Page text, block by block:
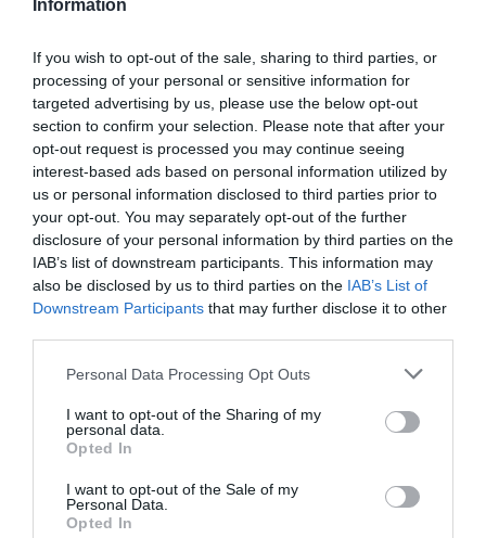
Information
If you wish to opt-out of the sale, sharing to third parties, or
processing of your personal or sensitive information for
targeted advertising by us, please use the below opt-out
section to confirm your selection. Please note that after your
opt-out request is processed you may continue seeing
interest-based ads based on personal information utilized by
us or personal information disclosed to third parties prior to
your opt-out. You may separately opt-out of the further
disclosure of your personal information by third parties on the
IAB’s list of downstream participants. This information may
also be disclosed by us to third parties on the IAB’s List of
Downstream Participants that may further disclose it to other
Personal Data Processing Opt Outs
I want to opt-out of the Sharing of my
personal data.
Opted In
I want to opt-out of the Sale of my
Personal Data.
Opted In
týchto kolies.
0.0
0% zákazníkov odporúča produkt